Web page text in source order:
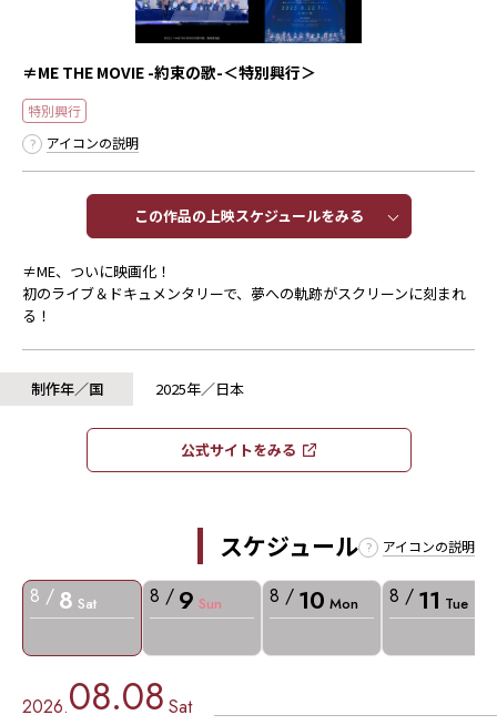
≠ME THE MOVIE -約束の歌-＜特別興行＞
特別興行
アイコンの説明
この作品の上映スケジュールをみる​​
≠ME、ついに映画化！
初のライブ＆ドキュメンタリーで、夢への軌跡がスクリーンに刻まれ
る！
制作年／国 2025年／日本
公式サイトをみる​​
スケジュール アイコンの説明
8 / 8 Sat 8 / 9 Sun 8 / 10 Mon 8 / 11 Tue
2026.08.08 Sat